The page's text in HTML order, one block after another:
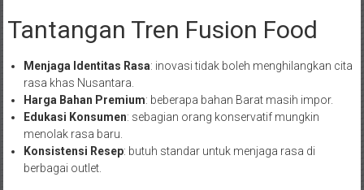
Tantangan Tren Fusion Food
Menjaga Identitas Rasa: inovasi tidak boleh menghilangkan cita
rasa khas Nusantara.
Harga Bahan Premium: beberapa bahan Barat masih impor.
Edukasi Konsumen: sebagian orang konservatif mungkin
menolak rasa baru.
Konsistensi Resep: butuh standar untuk menjaga rasa di
berbagai outlet.